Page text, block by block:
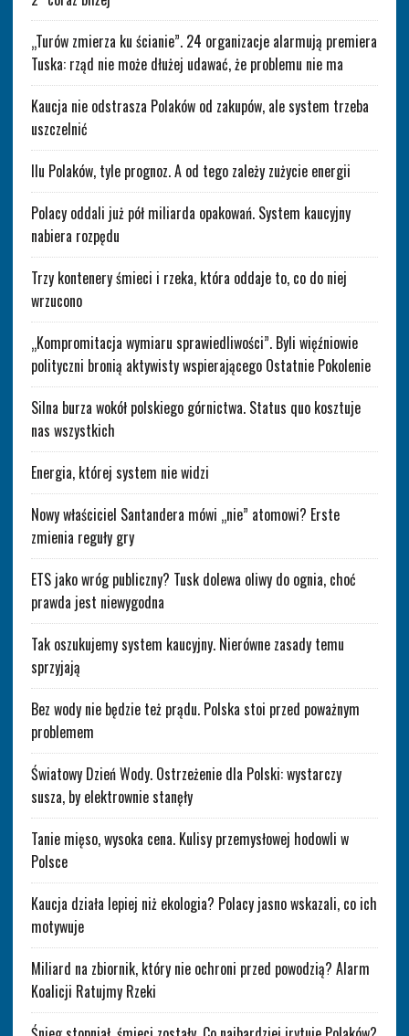
„Turów zmierza ku ścianie”. 24 organizacje alarmują premiera
Tuska: rząd nie może dłużej udawać, że problemu nie ma
Kaucja nie odstrasza Polaków od zakupów, ale system trzeba
uszczelnić
Ilu Polaków, tyle prognoz. A od tego zależy zużycie energii
Polacy oddali już pół miliarda opakowań. System kaucyjny
nabiera rozpędu
Trzy kontenery śmieci i rzeka, która oddaje to, co do niej
wrzucono
„Kompromitacja wymiaru sprawiedliwości”. Byli więźniowie
polityczni bronią aktywisty wspierającego Ostatnie Pokolenie
Silna burza wokół polskiego górnictwa. Status quo kosztuje
nas wszystkich
Energia, której system nie widzi
Nowy właściciel Santandera mówi „nie” atomowi? Erste
zmienia reguły gry
ETS jako wróg publiczny? Tusk dolewa oliwy do ognia, choć
prawda jest niewygodna
Tak oszukujemy system kaucyjny. Nierówne zasady temu
sprzyjają
Bez wody nie będzie też prądu. Polska stoi przed poważnym
problemem
Światowy Dzień Wody. Ostrzeżenie dla Polski: wystarczy
susza, by elektrownie stanęły
Tanie mięso, wysoka cena. Kulisy przemysłowej hodowli w
Polsce
Kaucja działa lepiej niż ekologia? Polacy jasno wskazali, co ich
motywuje
Miliard na zbiornik, który nie ochroni przed powodzią? Alarm
Koalicji Ratujmy Rzeki